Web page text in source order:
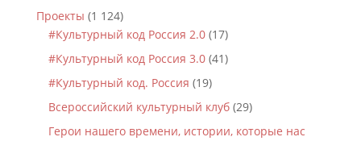
Проекты (1 124)
#Культурный код Россия 2.0(17)
#Культурный код Россия 3.0(41)
#Культурный код. Россия (19)
Всероссийский культурный клуб(29)
Герои нашего времени, истории, которые нас